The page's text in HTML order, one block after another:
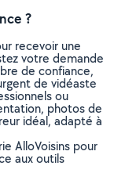
?
recevoir une
votre demande
de confiance,
de vidéaste
ou
photos de
idéal, adapté à
AlloVoisins pour
aux outils